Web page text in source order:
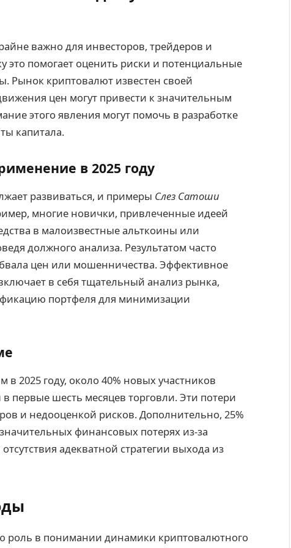
важно для инвесторов, трейдеров и
это помогает оценить риски и потенциальные
Рынок криптовалют известен своей
цен могут привести к значительным
этого явления могут помочь в разработке
капитала.
в 2025 году
развиваться, и примеры Слез Сатоши
многие новички, привлеченные идеей
в малоизвестные альткоины или
должного анализа. Результатом часто
цен или мошенничества. Эффективное
в себя тщательный анализ рынка,
портфеля для минимизации
2025 году, около 40% новых участников
первые шесть месяцев торговли. Эти потери
и недооценкой рисков. Дополнительно, 25%
финансовых потерях из-за
адекватной стратегии выхода из
роль в понимании динамики криптовалютного